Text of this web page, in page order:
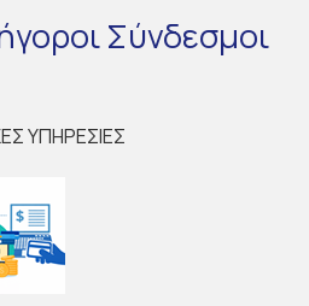
Σύνδεσμοι
ΥΠΗΡΕΣΙΕΣ